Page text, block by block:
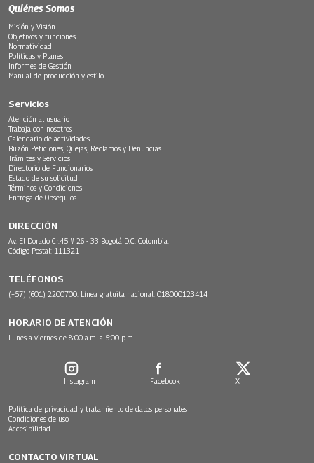
Quiénes Somos
Misión y Visión
Objetivos y funciones
Normatividad
Políticas y Planes
Informes de Gestión
Manual de producción y estilo
Servicios
Atención al usuario
Trabaja con nosotros
Calendario de actividades
Buzón Peticiones, Quejas, Reclamos y Denuncias
Trámites y Servicios
Directorio de Funcionarios
Estado de su solicitud
Términos y Condiciones
Entrega de Obsequios
DIRECCIÓN
Av. El Dorado Cr.45 # 26 - 33 Bogotá D.C. Colombia.
Código Postal: 111321
TELÉFONOS
(+57) (601) 2200700. Línea gratuita nacional: 018000123414
HORARIO DE ATENCIÓN
Lunes a viernes de 8:00 a.m. a 5:00 p.m.
Instagram Facebook X
Política de privacidad y tratamiento de datos personales
Condiciones de uso
Accesibilidad
CONTACTO VIRTUAL